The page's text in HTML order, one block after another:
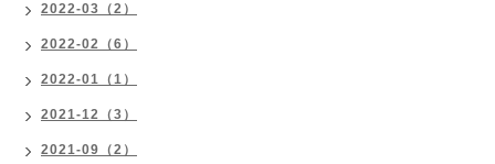
2022-03（2）
2022-02（6）
2022-01（1）
2021-12（3）
2021-09（2）